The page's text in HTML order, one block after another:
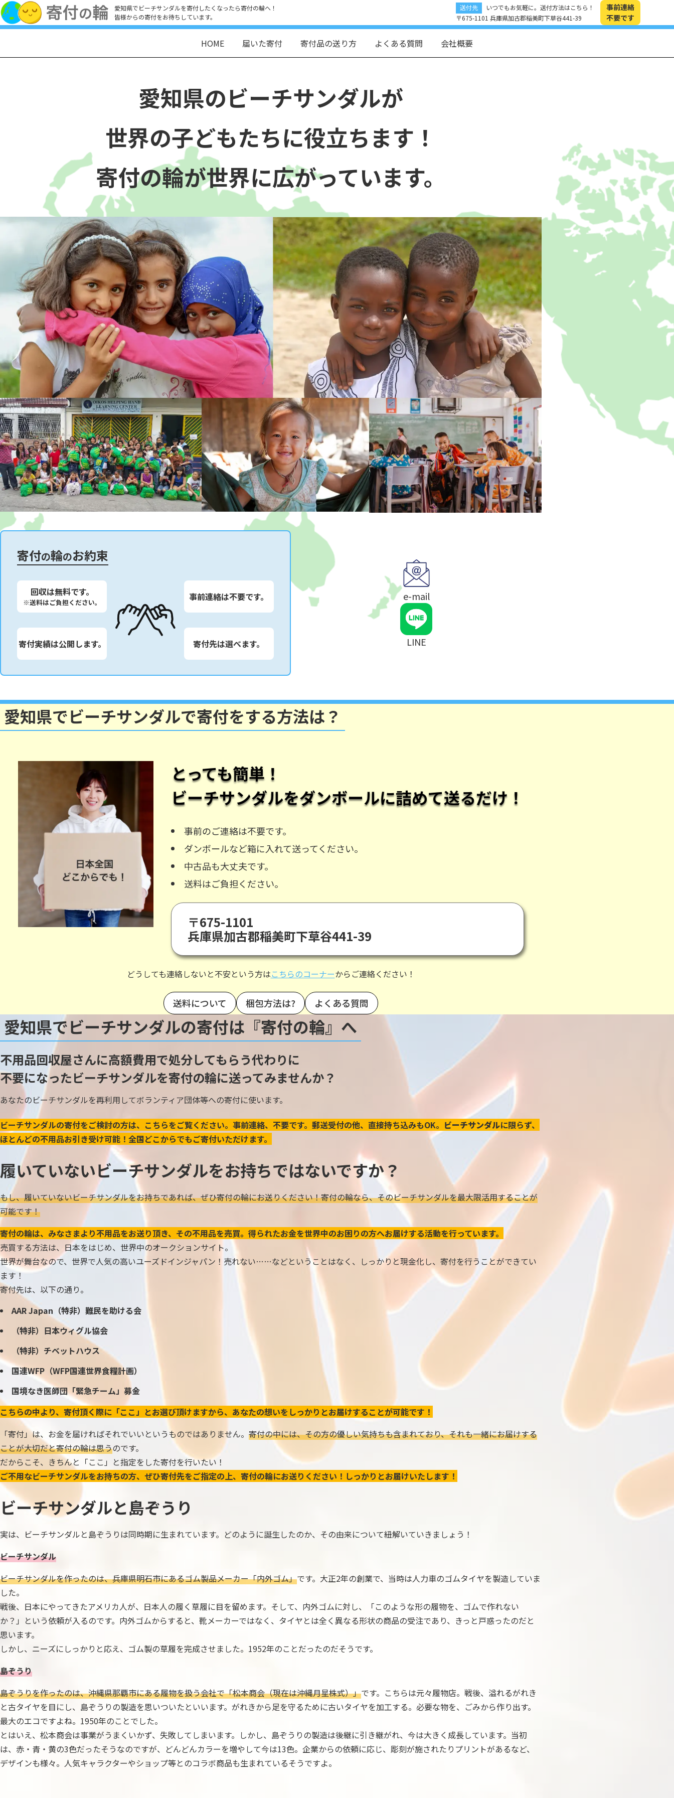
愛知県でビーチサンダルを寄付したくなったら寄付の輪へ！
皆様からの寄付をお待ちしています。
送付先
いつでもお気軽に。送付方法はこちら！
〒675-1101 兵庫県加古郡稲美町下草谷441-39
事前連絡
不要です
HOME 届いた寄付 寄付品の送り方 よくある質問 会社概要
愛知県のビーチサンダルが
世界の子どもたちに役立ちます！
寄付の輪が世界に広がっています。
寄付の輪のお約束
回収は無料です。
※送料はご負担ください。 事前連絡は不要です。
寄付実績は公開します。 寄付先は選べます。
e-mail
LINE
愛知県でビーチサンダルで寄付をする方法は？
とっても簡単！
ビーチサンダルをダンボールに詰めて送るだけ！
事前のご連絡は不要です。
ダンボールなど箱に入れて送ってください。
中古品も大丈夫です。
送料はご負担ください。
〒675-1101
兵庫県加古郡稲美町下草谷441-39
どうしても連絡しないと不安という方はこちらのコーナーからご連絡ください！
送料について 梱包方法は? よくある質問
愛知県でビーチサンダルの寄付は『寄付の輪』へ
不用品回収屋さんに高額費用で処分してもらう代わりに
不要になったビーチサンダルを寄付の輪に送ってみませんか？
あなたのビーチサンダルを再利用してボランティア団体等への寄付に使います。
ビーチサンダルの寄付をご検討の方は、こちらをご覧ください。事前連絡、不要です。郵送受付の他、直接持ち込みもOK。 ビーチサンダルに限らず、
ほとんどの不用品お引き受け可能！全国どこからでもご寄付いただけます。
履いていないビーチサンダルをお持ちではないですか？
もし、履いていないビーチサンダルをお持ちであれば、ぜひ寄付の輪にお送りください！寄付の輪なら、そのビーチサンダルを最大限活用することが
可能です！
寄付の輪は、みなさまより不用品をお送り頂き、その不用品を売買。得られたお金を世界中のお困りの方へお届けする活動を行っています。
売買する方法は、日本をはじめ、世界中のオークションサイト。
世界が舞台なので、世界で人気の高いユーズドインジャパン！売れない……などということはなく、しっかりと現金化し、寄付を行うことができてい
ます！
寄付先は、以下の通り。
AAR Japan（特非）難民を助ける会
（特非）日本ウィグル協会
（特非）チベットハウス
国連WFP（WFP国連世界食糧計画）
国境なき医師団「緊急チーム」募金
こちらの中より、寄付頂く際に「ここ」とお選び頂けますから、あなたの想いをしっかりとお届けすることが可能です！
「寄付」は、お金を届ければそれでいいというものではありません。 寄付の中には、その方の優しい気持ちも含まれており、それも一緒にお届けする
ことが大切だと寄付の輪は思うのです。
だからこそ、きちんと「ここ」と指定をした寄付を行いたい！
ご不用なビーチサンダルをお持ちの方、ぜひ寄付先をご指定の上、寄付の輪にお送りください！しっかりとお届けいたします！
ビーチサンダルと島ぞうり
実は、ビーチサンダルと島ぞうりは同時期に生まれています。どのように誕生したのか、その由来について紐解いていきましょう！
ビーチサンダル
ビーチサンダルを作ったのは、兵庫県明石市にあるゴム製品メーカー「内外ゴム」です。大正2年の創業で、当時は人力車のゴムタイヤを製造していま
した。
戦後、日本にやってきたアメリカ人が、日本人の履く草履に目を留めます。そして、内外ゴムに対し、「このような形の履物を、ゴムで作れない
か？」という依頼が入るのです。内外ゴムからすると、靴メーカーではなく、タイヤとは全く異なる形状の商品の受注であり、きっと戸惑ったのだと
思います。
しかし、ニーズにしっかりと応え、ゴム製の草履を完成させました。1952年のことだったのだそうです。
島ぞうり
島ぞうりを作ったのは、沖縄県那覇市にある履物を扱う会社で「松本商会（現在は沖縄月星株式）」です。こちらは元々履物店。戦後、溢れるがれき
と古タイヤを目にし、島ぞうりの製造を思いついたといいます。がれきから足を守るために古いタイヤを加工する。必要な物を、ごみから作り出す。
最大のエコですよね。1950年のことでした。
とはいえ、松本商会は事業がうまくいかず、失敗してしまいます。しかし、島ぞうりの製造は後継に引き継がれ、今は大きく成長しています。当初
は、赤・青・黄の3色だったそうなのですが、どんどんカラーを増やして今は13色。企業からの依頼に応じ、彫刻が施されたりプリントがあるなど、
デザインも様々。人気キャラクターやショップ等とのコラボ商品も生まれているそうですよ。